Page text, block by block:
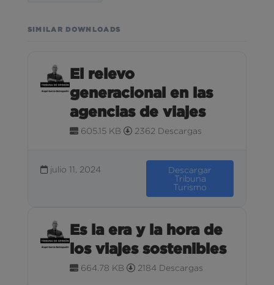
SIMILAR DOWNLOADS
El relevo
generacional en las
agencias de viajes
605.15 KB 2362 Descargas
julio 11, 2024
Descargar
Tribuna
Turismo
Es la era y la hora de
los viajes sostenibles
664.78 KB 2184 Descargas